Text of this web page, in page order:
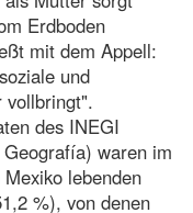
Erdboden
mit dem Appell:
und
vollbringt".
des INEGI
waren im
lebenden
%), von denen